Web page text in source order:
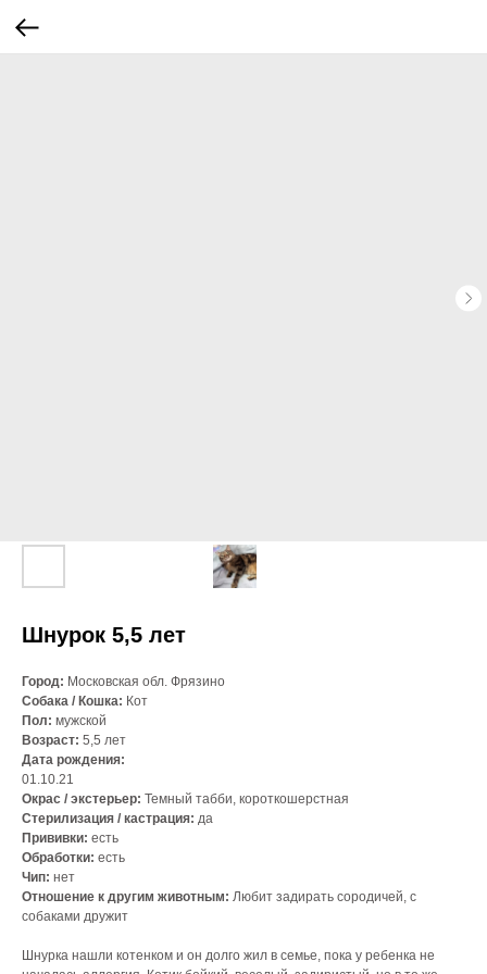
Шнурок 5,5 лет
Город: Московская обл. Фрязино
Собака / Кошка: Кот
Пол: мужской
Возраст: 5,5 лет
Дата рождения:
01.10.21
Окрас / экстерьер: Темный табби, короткошерстная
Стерилизация / кастрация: да
Прививки: есть
Обработки: есть
Чип: нет
Отношение к другим животным: Любит задирать сородичей, с
собаками дружит
Шнурка нашли котенком и он долго жил в семье, пока у ребенка не